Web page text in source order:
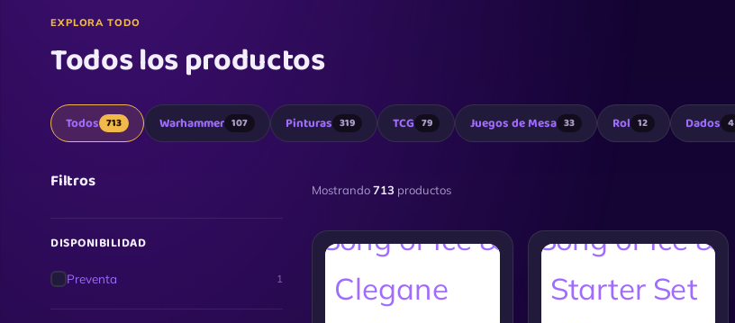
EXPLORA TODO
Todos los productos
Todos 713 Warhammer 107 Pinturas 319 TCG 79 Juegos de Mesa 33 Rol 12 Dados 4
Filtros
DISPONIBILIDAD
Preventa 1
Mostrando713 productos